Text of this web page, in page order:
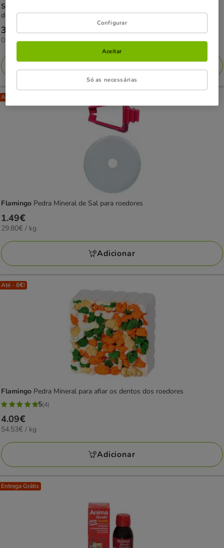
Stangest
de estimação
Preço
30.99€
30.99€
0.12€
ML
0.12€ / ml
Adicionar
Até - 8€!
Flamingo Pedra Mineral de Sal para roedores
Preço
1.49€
1.49€
29.80€
KG
29.80€ / kg
Adicionar
Até - 8€!
Flamingo Pedra Mineral para afiar os dentos dos roedores
5
estrelas
com
4
avaliações
5(4)
Preço
4.09€
4.09€
54.53€
KG
54.53€ / kg
Adicionar
Entrega Grátis
Configurar
Só as necessárias
Aceitar